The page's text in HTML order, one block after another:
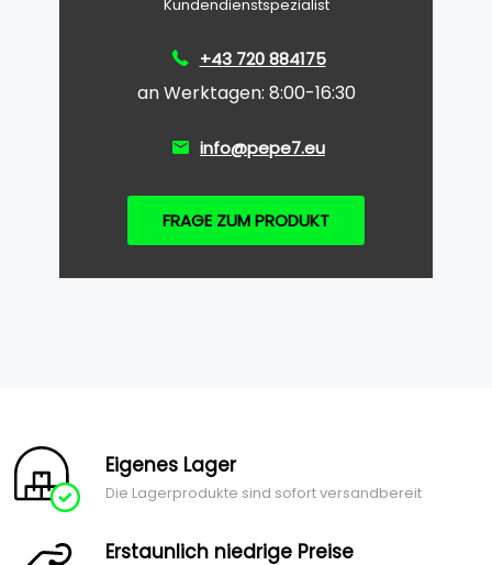
Kundendienstspezialist
+43 720 884175
an Werktagen: 8:00-16:30
info@pepe7.eu
FRAGE ZUM PRODUKT
Eigenes Lager
Die Lagerprodukte sind sofort versandbereit
Erstaunlich niedrige Preise